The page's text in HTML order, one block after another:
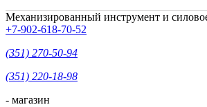
Механизированный инструмент и
+7-902-618-70-52
(351) 270-50-94
(351) 220-18-98
- магазин